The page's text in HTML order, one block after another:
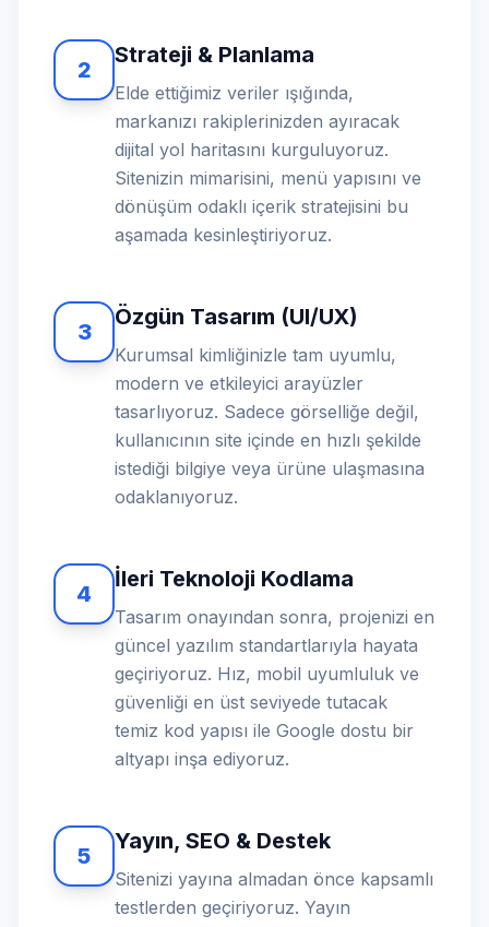
2
Strateji & Planlama
Elde ettiğimiz veriler ışığında,
markanızı rakiplerinizden ayıracak
dijital yol haritasını kurguluyoruz.
Sitenizin mimarisini, menü yapısını ve
dönüşüm odaklı içerik stratejisini bu
aşamada kesinleştiriyoruz.
3
Özgün Tasarım (UI/UX)
Kurumsal kimliğinizle tam uyumlu,
modern ve etkileyici arayüzler
tasarlıyoruz. Sadece görselliğe değil,
kullanıcının site içinde en hızlı şekilde
istediği bilgiye veya ürüne ulaşmasına
odaklanıyoruz.
4
İleri Teknoloji Kodlama
Tasarım onayından sonra, projenizi en
güncel yazılım standartlarıyla hayata
geçiriyoruz. Hız, mobil uyumluluk ve
güvenliği en üst seviyede tutacak
temiz kod yapısı ile Google dostu bir
altyapı inşa ediyoruz.
5
Yayın, SEO & Destek
Sitenizi yayına almadan önce kapsamlı
testlerden geçiriyoruz. Yayın